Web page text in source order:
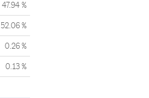
47.94 %
52.06 %
0.26 %
0.13 %